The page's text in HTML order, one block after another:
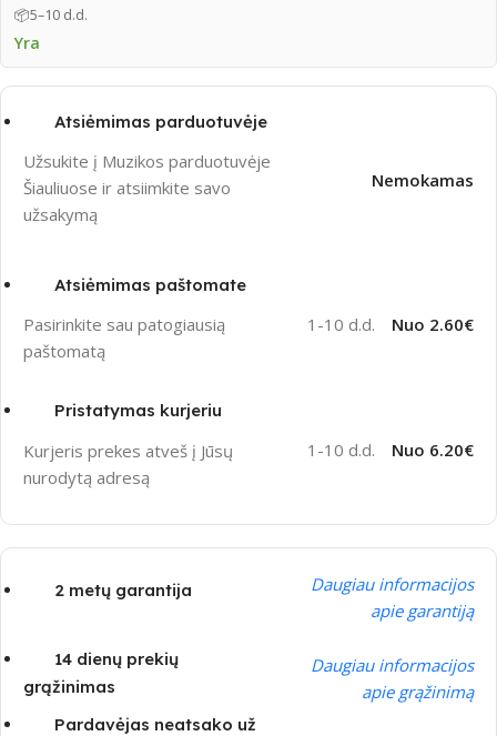
📦5–10 d.d.
Yra
Atsiėmimas parduotuvėje
Užsukite į Muzikos parduotuvėje
Šiauliuose ir atsiimkite savo
užsakymą
Nemokamas
Atsiėmimas paštomate
Pasirinkite sau patogiausią
paštomatą
1-10 d.d. Nuo 2.60€
Pristatymas kurjeriu
Kurjeris prekes atveš į Jūsų
nurodytą adresą
1-10 d.d. Nuo 6.20€
2 metų garantija
Daugiau informacijos
apie garantiją
14 dienų prekių
grąžinimas
Daugiau informacijos
apie grąžinimą
Pardavėjas neatsako už